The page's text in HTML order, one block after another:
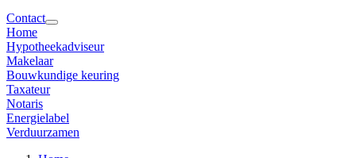
Contact
Home
Hypotheekadviseur
Makelaar
Bouwkundige keuring
Taxateur
Notaris
Energielabel
Verduurzamen